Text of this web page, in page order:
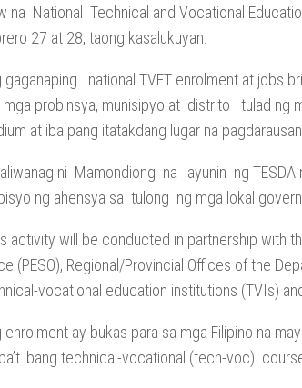
na National Technical and Vocational
27 at 28, taong kasalukuyan.
gaganaping national TVET enrolment at jobs
probinsya, munisipyo at distrito tulad ng
at iba pang itatakdang lugar na
ni Mamondiong na layunin ng
ng ahensya sa tulong ng mga lokal
activity will be conducted in partnership with
(PESO), Regional/Provincial Offices of the
vocational education institutions (TVIs)
enrolment ay bukas para sa mga Filipino na
ibang technical-vocational (tech-voc)